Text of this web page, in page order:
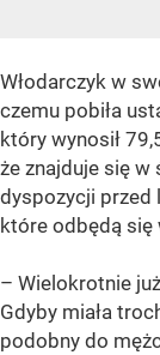
Włodarczyk w
czemu pobiła
który wynosił
że znajduje się w
dyspozycji
które odbędą się
– Wielokrotnie
Gdyby miała
podobny do